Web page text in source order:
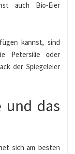
auch Bio-Eier
kannst, sind
Petersilie oder
der Spiegeleier
und das
sich am besten